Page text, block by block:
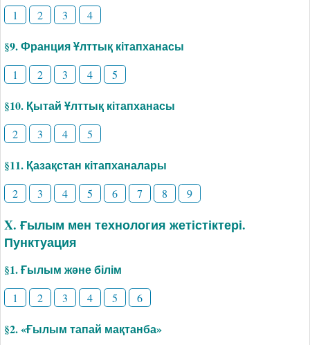
1 2 3 4
§9. Франция Ұлттық кітапханасы
1 2 3 4 5
§10. Қытай Ұлттық кітапханасы
2 3 4 5
§11. Қазақстан кітапханалары
2 3 4 5 6 7 8 9
X. Ғылым мен технология жетістіктері.
Пунктуация
§1. Ғылым және білім
1 2 3 4 5 6
§2. «Ғылым тапай мақтанба»